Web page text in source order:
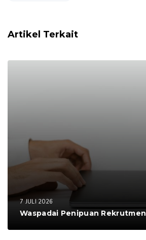
Artikel Terkait
7 JULI 2026
Waspadai Penipuan Rekrutmen